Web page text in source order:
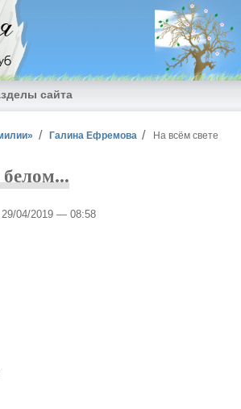
сайта
Галина Ефремова
На всём свете
, 29/04/2019 — 08:58